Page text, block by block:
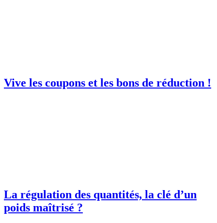
Vive les coupons et les bons de réduction !
La régulation des quantités, la clé d’un
poids maîtrisé ?